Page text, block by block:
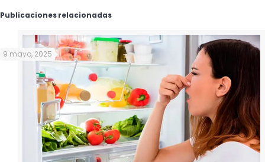
Publicaciones relacionadas
9 mayo, 2025